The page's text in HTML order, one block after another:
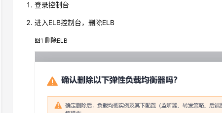
登录控制台
进入ELB控制台，删除ELB
图1删除ELB